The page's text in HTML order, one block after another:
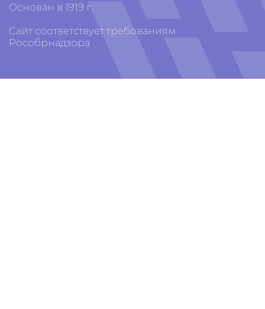
Основан в 1919 г.
Сайт соответствует требованиям
Рособрнадзора